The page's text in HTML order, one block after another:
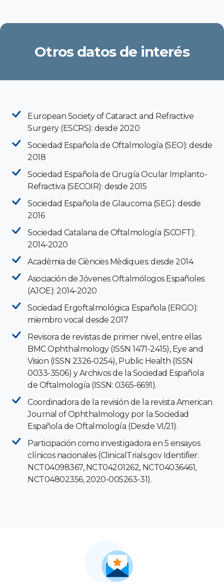
Otros datos de interés
European Society of Cataract and Refractive
Surgery (ESCRS): desde 2020
Sociedad Española de Oftalmología (SEO): desde
2018
Sociedad Española de Cirugía Ocular Implanto-
Refractiva (SECOIR): desde 2015
Sociedad Española de Glaucoma (SEG): desde
2016
Sociedad Catalana de Oftalmología (SCOFT):
2014-2020
Acadèmia de Ciències Mèdiques: desde 2014
Asociación de Jóvenes Oftalmólogos Españoles
(AJOE): 2014-2020
Sociedad Ergoftalmológica Española (ERGO):
miembro vocal desde 2017
Revisora de revistas de primer nivel, entre ellas
BMC Ophthalmology (ISSN 1471-2415), Eye and
Vision (ISSN 2326-0254), Public Health (ISSN
0033-3506) y Archivos de la Sociedad Española
de Oftalmología (ISSN: 0365-6691).
Coordinadora de la revisión de la revista American
Journal of Ophthalmology por la Sociedad
Española de Oftalmología (Desde VI/21).
Participación como investigadora en 5 ensayos
clínicos nacionales (ClinicalTrials.gov Identifier:
NCT04098367, NCT04201262, NCT04036461,
NCT04802356, 2020-005263-31).